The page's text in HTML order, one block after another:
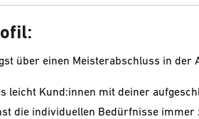
über einen Meisterabschluss in der
leicht Kund:innen mit deiner
die individuellen Bedürfnisse immer